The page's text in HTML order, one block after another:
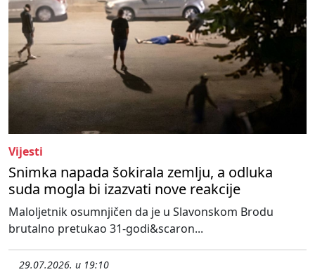
Vijesti
Snimka napada šokirala zemlju, a odluka
suda mogla bi izazvati nove reakcije
Maloljetnik osumnjičen da je u Slavonskom Brodu
brutalno pretukao 31-godi&scaron...
29.07.2026. u 19:10